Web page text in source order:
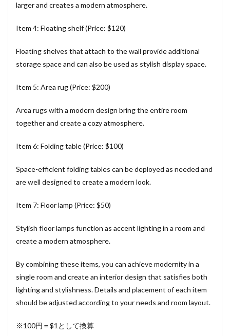
larger and creates a modern atmosphere.
Item 4: Floating shelf (Price: $120)
Floating shelves that attach to the wall provide additional
storage space and can also be used as stylish display space.
Item 5: Area rug (Price: $200)
Area rugs with a modern design bring the entire room
together and create a cozy atmosphere.
Item 6: Folding table (Price: $100)
Space-efficient folding tables can be deployed as needed and
are well designed to create a modern look.
Item 7: Floor lamp (Price: $50)
Stylish floor lamps function as accent lighting in a room and
create a modern atmosphere.
By combining these items, you can achieve modernity in a
single room and create an interior design that satisfies both
lighting and stylishness. Details and placement of each item
should be adjusted according to your needs and room layout.
※100円＝$1として換算